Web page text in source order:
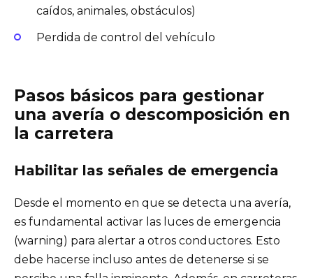
caídos, animales, obstáculos)
Perdida de control del vehículo
Pasos básicos para gestionar
una avería o descomposición en
la carretera
Habilitar las señales de emergencia
Desde el momento en que se detecta una avería,
es fundamental activar las luces de emergencia
(warning) para alertar a otros conductores. Esto
debe hacerse incluso antes de detenerse si se